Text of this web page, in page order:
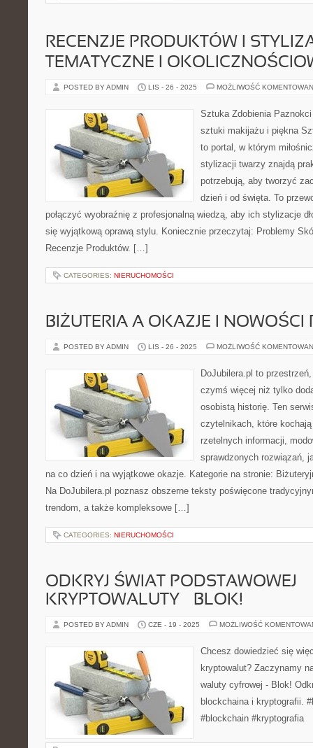
RECENZJE PRODUKTÓW I
TEMATYCZNE I
POSTED BY ADMIN LIS - 26 - 2025 MOŻLIWOŚĆ
Sztuka Zdobienia
sztuki makijażu i piękna
to portal, w którym
stylizacji twarzy znajdą
potrzebują, aby tworzyć
dzień i od święta. To
połączyć wyobraźnię z profesjonalną wiedzą, aby ich stylizacje
się wyjątkową oprawą stylu. Koniecznie przeczytaj: Problemy
Recenzje Produktów. […]
CATEGORIES: NIERUCHOMOŚCI
BIŻUTERIA A OKAZJE I NOWOŚCI
POSTED BY ADMIN LIS - 26 - 2025 MOŻLIWOŚĆ
DoJubilera.pl to
czymś więcej niż tylko
osobistą historię. Ten
czytelnikach, które
rzetelnych informacji,
sprawdzonych rozwiązań,
na co dzień i na wyjątkowe okazje. Kategorie na stronie:
Na DoJubilera.pl poznasz obszerne teksty poświęcone
trendom, a także kompleksowe […]
CATEGORIES: NIERUCHOMOŚCI
ODKRYJ ŚWIAT PODSTAWOWEJ
KRYPTOWALUTY – BLOK!
POSTED BY ADMIN CZE - 19 - 2025 MOŻLIWOŚĆ
Chcesz dowiedzieć się
kryptowalut? Zaczynamy
waluty cyfrowej - Blok!
blockchaina i kryptografii.
#blockchain #kryptografia